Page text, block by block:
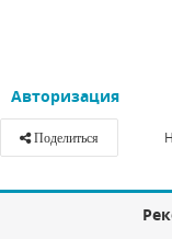
Авторизация
Поделиться